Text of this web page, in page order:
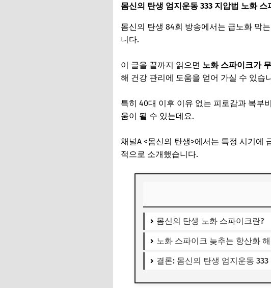
몸신의 탄생 엄지운동 333 지압법 노화
몸신의 탄생 84회 방송에서는 급노화 막
니다.
이 글을 끝까지 읽으면 노화 스파이크가
해 건강 관리에 도움을 얻어 가실 수 있습
특히 40대 이후 이유 없는 피로감과 복부
움이 될 수 있는데요.
채널A <몸신의 탄생>에서는 특정 시기에
적으로 소개했습니다.
몸신의 탄생 노화 스파이크란?
노화 스파이크 늦추는 항산화
결론: 몸신의 탄생 엄지운동